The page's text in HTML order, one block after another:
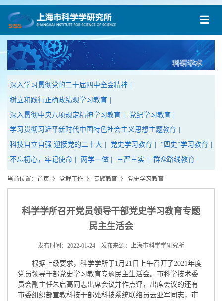
深入学习贯彻党的二十届四中全会精神
树立和践行正确政绩观学习教育
深入贯彻中央八项规定精神学习教育
党纪学习教育
学习贯彻习近平新时代中国特色社会主义思想主题教育
科技自立自强 迎接党的二十大
党史学习教育 “四史”学习教育
不忘初心，牢记使命
两学一做 三严三实 群众路线教育
当前位置： 首页 〉 党群工作 〉 专题教育 〉 党史学习教育
科学学所召开党员领导干部党史学习教育专题
民主生活会
发布时间：2022-01-24 发布来源：上海市科学学研究所
根据上级要求，科学学所于1月21日上午召开了2021年度
党员领导干部党史学习教育专题民主生活会。市科学技术委
员会副主任朱启高同志出席会议并作点评，出席会议的还有
市委组织部宣教科技干部处科技系统联络员云亚军同志，市